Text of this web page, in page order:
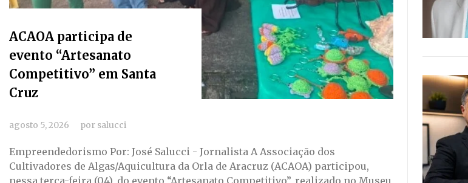
ACAOA participa de
evento “Artesanato
Competitivo” em Santa
Cruz
agosto 5, 2026 por salucci
Empreendedorismo Por: José Salucci - Jornalista A Associação dos
Cultivadores de Algas/Aquicultura da Orla de Aracruz (ACAOA) participou,